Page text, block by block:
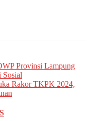
Provinsi Lampung
Rakor TKPK 2024,